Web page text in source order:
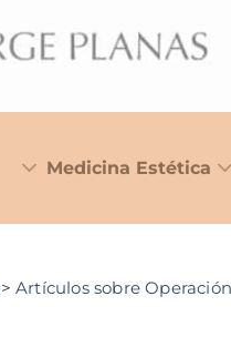
Medicina Estética
>Artículos sobre